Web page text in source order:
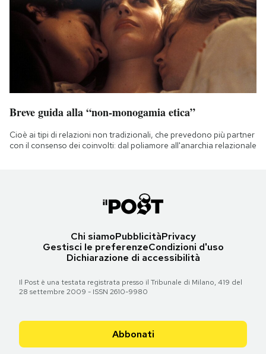
Breve guida alla “non-monogamia etica”
Cioè ai tipi di relazioni non tradizionali, che prevedono più partner
con il consenso dei coinvolti: dal poliamore all'anarchia relazionale
Chi siamoPubblicitàPrivacy
Gestisci le preferenzeCondizioni d'uso
Dichiarazione di accessibilità
Il Post è una testata registrata presso il Tribunale di Milano, 419 del
28 settembre 2009 - ISSN 2610-9980
Abbonati